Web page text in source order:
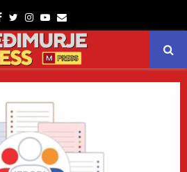
Facebook
TwitterInstagram
Youtube
Email